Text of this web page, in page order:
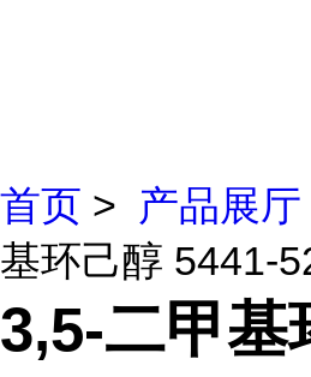
首页 > 产品展厅
基环己醇 5441-
3,5-二甲基